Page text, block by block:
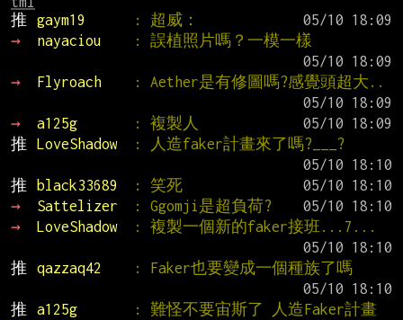
推
gaym19 : 超威：
→
nayaciou
: 誤植照片嗎？一模一樣
→
Flyroach
: Aether是有修圖嗎?感覺頭超大..
→
a125g : 複製人
推
LoveShadow
: 人造faker計畫來了嗎?___?
推
black33689 : 笑死
→
Sattelizer : Ggomji是超負荷?
→
LoveShadow
: 複製一個新的faker接班...7...
推
qazzaq42
: Faker也要變成一個種族了嗎
推
a125g
: 難怪不要宙斯了 人造Faker計畫